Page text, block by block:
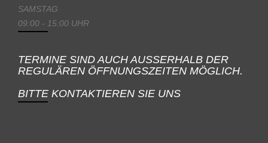
SAMSTAG
09:00 - 15:00 UHR
TERMINE SIND AUCH AUSSERHALB DER
REGULÄREN ÖFFNUNGSZEITEN MÖGLICH.
BITTE KONTAKTIEREN SIE UNS